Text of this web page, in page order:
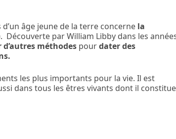
âge jeune de la terre concerne la
Découverte par William Libby dans les
méthodes pourdater des
les plus importants pour la vie. Il est
dans tous les êtres vivants dont il constitue